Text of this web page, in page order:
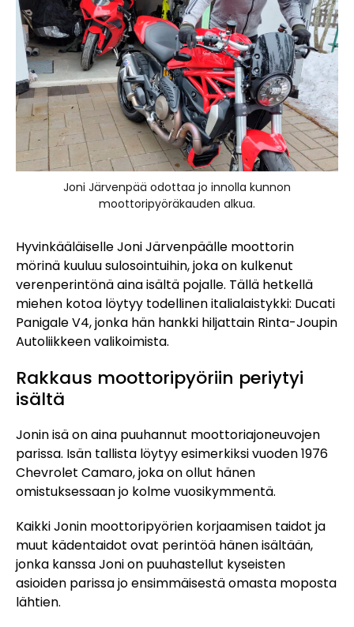
Joni Järvenpää odottaa jo innolla kunnon
moottoripyöräkauden alkua.
Hyvinkääläiselle Joni Järvenpäälle moottorin
mörinä kuuluu sulosointuihin, joka on kulkenut
verenperintönä aina isältä pojalle. Tällä hetkellä
miehen kotoa löytyy todellinen italialaistykki: Ducati
Panigale V4, jonka hän hankki hiljattain Rinta-Joupin
Autoliikkeen valikoimista.
Rakkaus moottoripyöriin periytyi
isältä
Jonin isä on aina puuhannut moottoriajoneuvojen
parissa. Isän tallista löytyy esimerkiksi vuoden 1976
Chevrolet Camaro, joka on ollut hänen
omistuksessaan jo kolme vuosikymmentä.
Kaikki Jonin moottoripyörien korjaamisen taidot ja
muut kädentaidot ovat perintöä hänen isältään,
jonka kanssa Joni on puuhastellut kyseisten
asioiden parissa jo ensimmäisestä omasta moposta
lähtien.